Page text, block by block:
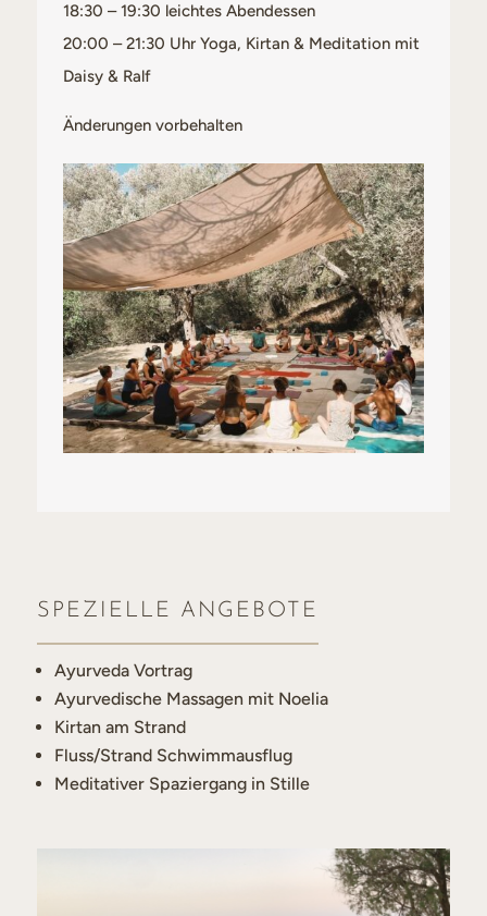
18:30 – 19:30 leichtes Abendessen
20:00 – 21:30 Uhr Yoga, Kirtan & Meditation mit
Daisy & Ralf
Änderungen vorbehalten
SPEZIELLE ANGEBOTE
Ayurveda Vortrag
Ayurvedische Massagen mit Noelia
Kirtan am Strand
Fluss/Strand Schwimmausflug
Meditativer Spaziergang in Stille